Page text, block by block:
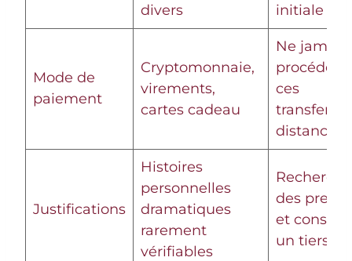
divers
initiale
Mode de
paiement
Cryptomonnaie,
virements,
cartes cadeau
Ne jamais
procéder à
ces
transferts
distance
Justifications
Histoires
personnelles
dramatiques
rarement
vérifiables
des
et
un tiers